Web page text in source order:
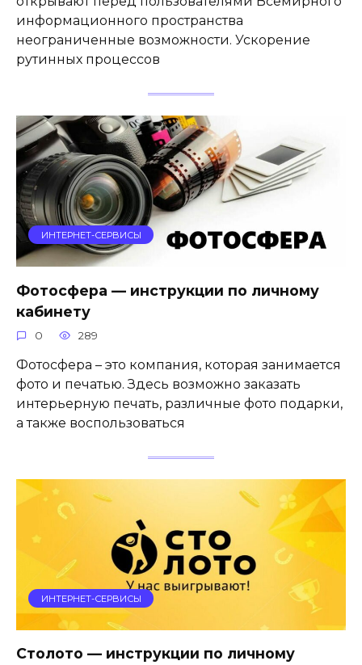
информационного пространства
неограниченные возможности. Ускорение
рутинных процессов
ИНТЕРНЕТ-СЕРВИСЫ
Фотосфера — инструкции по личному
кабинету
0 289
Фотосфера – это компания, которая занимается
фото и печатью. Здесь возможно заказать
интерьерную печать, различные фото подарки,
а также воспользоваться
ИНТЕРНЕТ-СЕРВИСЫ
Столото — инструкции по личному